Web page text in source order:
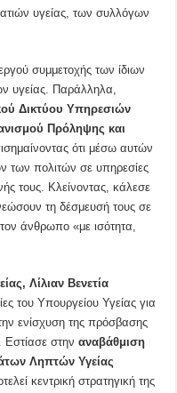
υγείας, των συλλόγων
συμμετοχής των ίδιων
υγείας. Παράλληλα,
Δικτύου Υπηρεσιών
Πρόληψης και
ότι μέσω αυτών
των πολιτών σε υπηρεσίες
τους. Κλείνοντας, κάλεσε
τη δέσμευσή τους σε
τον άνθρωπο «με ισότητα,
Λίλιαν Βενετία
του Υπουργείου Υγείας για
ενίσχυση της πρόσβασης
Εστίασε στηναναβάθμιση
Ληπτών Υγείας
κεντρική στρατηγική της